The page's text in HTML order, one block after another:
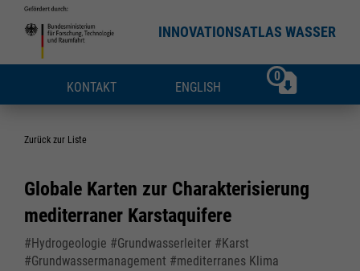
INNOVATIONSATLAS WASSER
KONTAKT ENGLISH
0
Zurück zur Liste
Globale Karten zur Charakterisierung
mediterraner Karstaquifere
#Hydrogeologie #Grundwasserleiter #Karst
#Grundwassermanagement #mediterranes Klima